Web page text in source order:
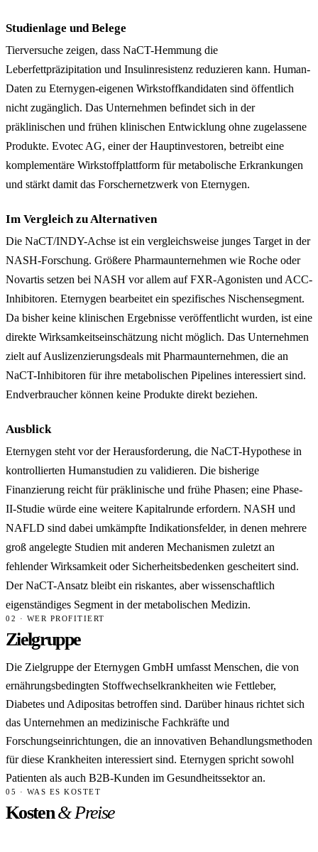
Studienlage und Belege
Tierversuche zeigen, dass NaCT-Hemmung die
Leberfettpräzipitation und Insulinresistenz reduzieren kann. Human-
Daten zu Eternygen-eigenen Wirkstoffkandidaten sind öffentlich
nicht zugänglich. Das Unternehmen befindet sich in der
präklinischen und frühen klinischen Entwicklung ohne zugelassene
Produkte. Evotec AG, einer der Hauptinvestoren, betreibt eine
komplementäre Wirkstoffplattform für metabolische Erkrankungen
und stärkt damit das Forschernetzwerk von Eternygen.
Im Vergleich zu Alternativen
Die NaCT/INDY-Achse ist ein vergleichsweise junges Target in der
NASH-Forschung. Größere Pharmaunternehmen wie Roche oder
Novartis setzen bei NASH vor allem auf FXR-Agonisten und ACC-
Inhibitoren. Eternygen bearbeitet ein spezifisches Nischensegment.
Da bisher keine klinischen Ergebnisse veröffentlicht wurden, ist eine
direkte Wirksamkeitseinschätzung nicht möglich. Das Unternehmen
zielt auf Auslizenzierungsdeals mit Pharmaunternehmen, die an
NaCT-Inhibitoren für ihre metabolischen Pipelines interessiert sind.
Endverbraucher können keine Produkte direkt beziehen.
Ausblick
Eternygen steht vor der Herausforderung, die NaCT-Hypothese in
kontrollierten Humanstudien zu validieren. Die bisherige
Finanzierung reicht für präklinische und frühe Phasen; eine Phase-
II-Studie würde eine weitere Kapitalrunde erfordern. NASH und
NAFLD sind dabei umkämpfte Indikationsfelder, in denen mehrere
groß angelegte Studien mit anderen Mechanismen zuletzt an
fehlender Wirksamkeit oder Sicherheitsbedenken gescheitert sind.
Der NaCT-Ansatz bleibt ein riskantes, aber wissenschaftlich
eigenständiges Segment in der metabolischen Medizin.
02 · WER PROFITIERT
Zielgruppe
Die Zielgruppe der Eternygen GmbH umfasst Menschen, die von
ernährungsbedingten Stoffwechselkrankheiten wie Fettleber,
Diabetes und Adipositas betroffen sind. Darüber hinaus richtet sich
das Unternehmen an medizinische Fachkräfte und
Forschungseinrichtungen, die an innovativen Behandlungsmethoden
für diese Krankheiten interessiert sind. Eternygen spricht sowohl
Patienten als auch B2B-Kunden im Gesundheitssektor an.
05 · WAS ES KOSTET
Kosten& Preise